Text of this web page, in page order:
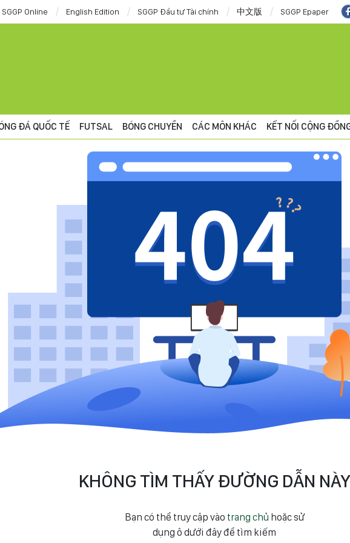
SGGP Online English Edition SGGP Đầu tư Tài chính 中文版 SGGP Epaper
ĐÁ QUỐC TẾ FUTSAL BÓNG CHUYỀN CÁC MÔN KHÁC KẾT NỐI CỘNG
KHÔNG TÌM THẤY ĐƯỜNG DẪN NÀY
Bạn có thể truy cập vào trang chủ hoặc sử
dụng ô dưới đây để tìm kiếm